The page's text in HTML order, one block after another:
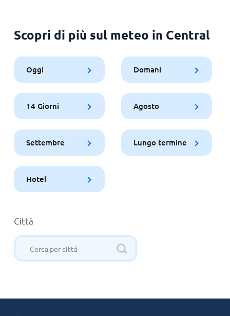
Scopri di più sul meteo in Central
Oggi Domani
14 Giorni Agosto
Settembre Lungo termine
Hotel
Città